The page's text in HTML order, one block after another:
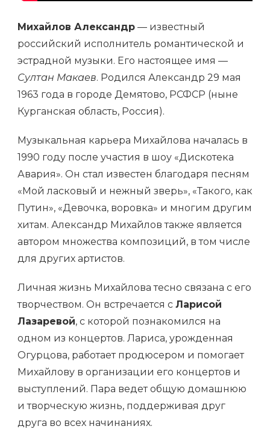
Михайлов Александр — известный
российский исполнитель романтической и
эстрадной музыки. Его настоящее имя —
Султан Макаев. Родился Александр 29 мая
1963 года в городе Демятово, РСФСР (ныне
Курганская область, Россия).
Музыкальная карьера Михайлова началась в
1990 году после участия в шоу «Дискотека
Авария». Он стал известен благодаря песням
«Мой ласковый и нежный зверь», «Такого, как
Путин», «Девочка, воровка» и многим другим
хитам. Александр Михайлов также является
автором множества композиций, в том числе
для других артистов.
Личная жизнь Михайлова тесно связана с его
творчеством. Он встречается с Ларисой
Лазаревой, с которой познакомился на
одном из концертов. Лариса, урожденная
Огурцова, работает продюсером и помогает
Михайлову в организации его концертов и
выступлений. Пара ведет общую домашнюю
и творческую жизнь, поддерживая друг
друга во всех начинаниях.